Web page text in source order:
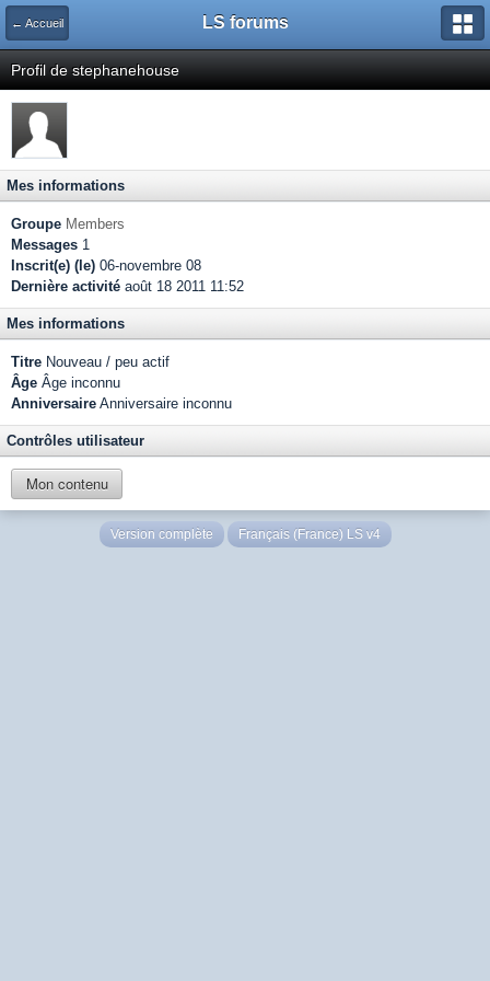
← Accueil LS forums
Profil de stephanehouse
Mes informations
Groupe Members
Messages 1
Inscrit(e) (le) 06-novembre 08
Dernière activité août 18 2011 11:52
Mes informations
Titre Nouveau / peu actif
Âge Âge inconnu
Anniversaire Anniversaire inconnu
Contrôles utilisateur
Mon contenu
Version complète Français (France) LS v4